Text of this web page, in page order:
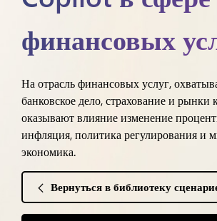
финансовых
На отрасль финансовых услуг,
банковское дело, страхование и рынки
оказывают влияние изменение
инфляция, политика регулирования и
экономика.
Вернуться в библиотеку